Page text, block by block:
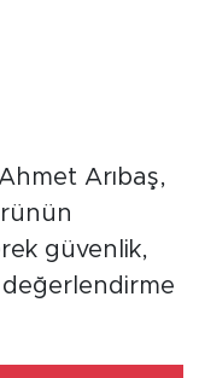
Arıbaş,
güvenlik,